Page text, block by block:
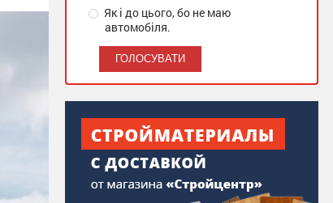
Як і до цього, бо не маю
автомобіля.